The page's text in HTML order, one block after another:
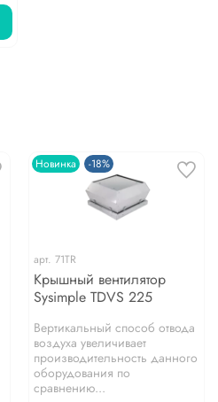
Новинка -18%
арт. 71TR
Крышный вентилятор
Sysimple TDVS 225
Вертикальный способ отвода
воздуха увеличивает
производительность данного
оборудования по
сравнению...